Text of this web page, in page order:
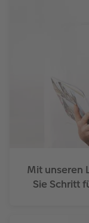
Mit unseren
Sie Schritt